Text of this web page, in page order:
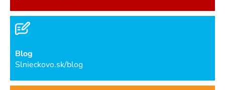
Blog
Slnieckovo.sk/blog